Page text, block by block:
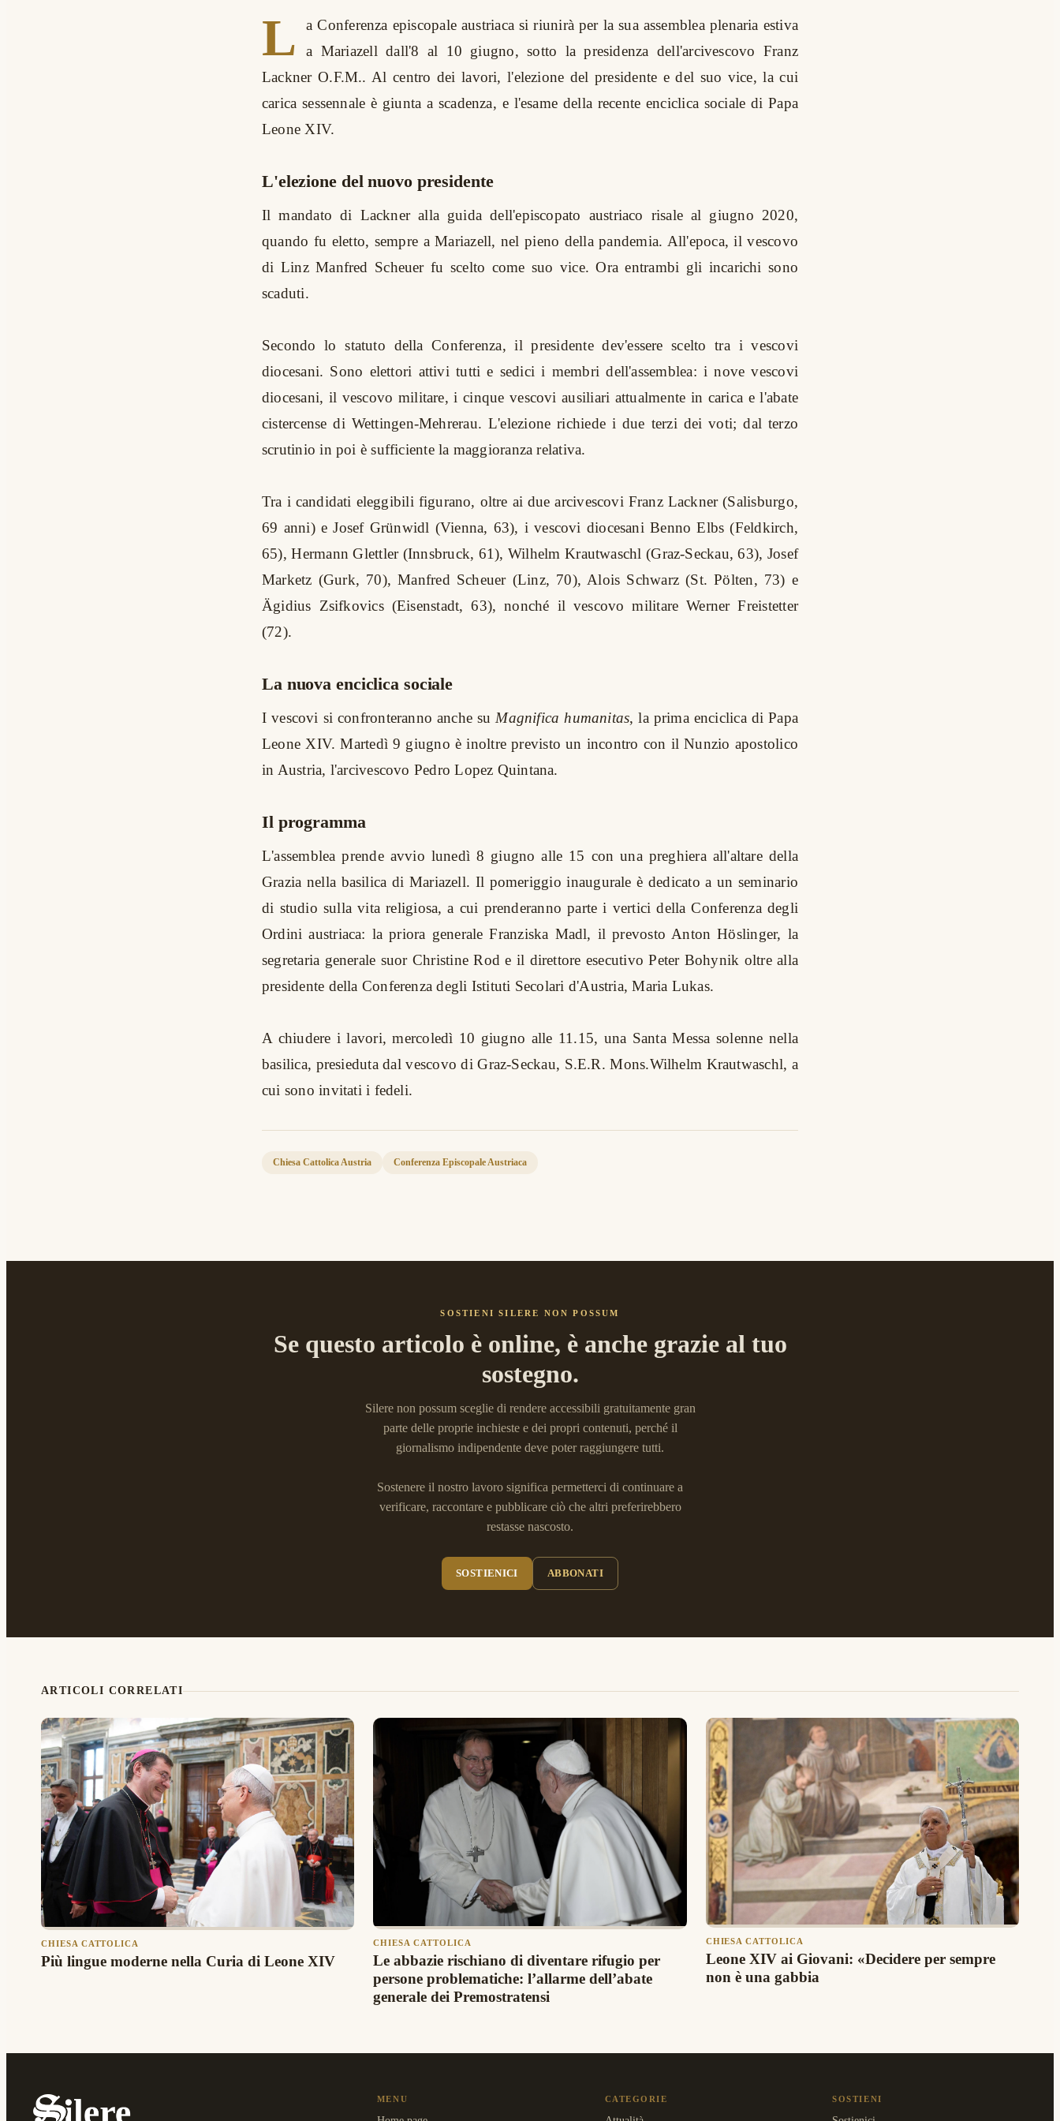
L
a Conferenza episcopale austriaca si riunirà per la sua assemblea plenaria estiva
a Mariazell dall'8 al 10 giugno, sotto la presidenza dell'arcivescovo Franz
Lackner O.F.M.. Al centro dei lavori, l'elezione del presidente e del suo vice, la cui
carica sessennale è giunta a scadenza, e l'esame della recente enciclica sociale di Papa
Leone XIV.
L'elezione del nuovo presidente
Il mandato di Lackner alla guida dell'episcopato austriaco risale al giugno 2020,
quando fu eletto, sempre a Mariazell, nel pieno della pandemia. All'epoca, il vescovo
di Linz Manfred Scheuer fu scelto come suo vice. Ora entrambi gli incarichi sono
scaduti.
Secondo lo statuto della Conferenza, il presidente dev'essere scelto tra i vescovi
diocesani. Sono elettori attivi tutti e sedici i membri dell'assemblea: i nove vescovi
diocesani, il vescovo militare, i cinque vescovi ausiliari attualmente in carica e l'abate
cistercense di Wettingen-Mehrerau. L'elezione richiede i due terzi dei voti; dal terzo
scrutinio in poi è sufficiente la maggioranza relativa.
Tra i candidati eleggibili figurano, oltre ai due arcivescovi Franz Lackner (Salisburgo,
69 anni) e Josef Grünwidl (Vienna, 63), i vescovi diocesani Benno Elbs (Feldkirch,
65), Hermann Glettler (Innsbruck, 61), Wilhelm Krautwaschl (Graz-Seckau, 63), Josef
Marketz (Gurk, 70), Manfred Scheuer (Linz, 70), Alois Schwarz (St. Pölten, 73) e
Ägidius Zsifkovics (Eisenstadt, 63), nonché il vescovo militare Werner Freistetter
(72).
La nuova enciclica sociale
I vescovi si confronteranno anche su Magnifica humanitas, la prima enciclica di Papa
Leone XIV. Martedì 9 giugno è inoltre previsto un incontro con il Nunzio apostolico
in Austria, l'arcivescovo Pedro Lopez Quintana.
Il programma
L'assemblea prende avvio lunedì 8 giugno alle 15 con una preghiera all'altare della
Grazia nella basilica di Mariazell. Il pomeriggio inaugurale è dedicato a un seminario
di studio sulla vita religiosa, a cui prenderanno parte i vertici della Conferenza degli
Ordini austriaca: la priora generale Franziska Madl, il prevosto Anton Höslinger, la
segretaria generale suor Christine Rod e il direttore esecutivo Peter Bohynik oltre alla
presidente della Conferenza degli Istituti Secolari d'Austria, Maria Lukas.
A chiudere i lavori, mercoledì 10 giugno alle 11.15, una Santa Messa solenne nella
basilica, presieduta dal vescovo di Graz-Seckau, S.E.R. Mons.Wilhelm Krautwaschl, a
cui sono invitati i fedeli.
Chiesa Cattolica Austria Conferenza Episcopale Austriaca
SOSTIENI SILERE NON POSSUM
Se questo articolo è online, è anche grazie al tuo
sostegno.
Silere non possum sceglie di rendere accessibili gratuitamente gran
parte delle proprie inchieste e dei propri contenuti, perché il
giornalismo indipendente deve poter raggiungere tutti.
Sostenere il nostro lavoro significa permetterci di continuare a
verificare, raccontare e pubblicare ciò che altri preferirebbero
restasse nascosto.
SOSTIENICI ABBONATI
ARTICOLI CORRELATI
CHIESA CATTOLICA
Più lingue moderne nella Curia di Leone XIV
CHIESA CATTOLICA
Le abbazie rischiano di diventare rifugio per
persone problematiche: l’allarme dell’abate
generale dei Premostratensi
CHIESA CATTOLICA
Leone XIV ai Giovani: «Decidere per sempre
non è una gabbia
MENU CATEGORIE SOSTIENI